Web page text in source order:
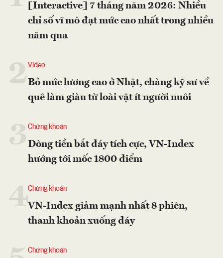
[Interactive] 7 tháng năm 2026: Nhiều
chỉ số vĩ mô đạt mức cao nhất trong nhiều
năm qua
2Video
Bỏ mức lương cao ở Nhật, chàng kỹ sư về
quê làm giàu từ loài vật ít người nuôi
Chứng khoán
Dòng tiền bắt đáy tích cực, VN-Index
hướng tới mốc 1800 điểm
4Chứng khoán
VN-Index giảm mạnh nhất 8 phiên,
thanh khoản xuống đáy
Chứng khoán